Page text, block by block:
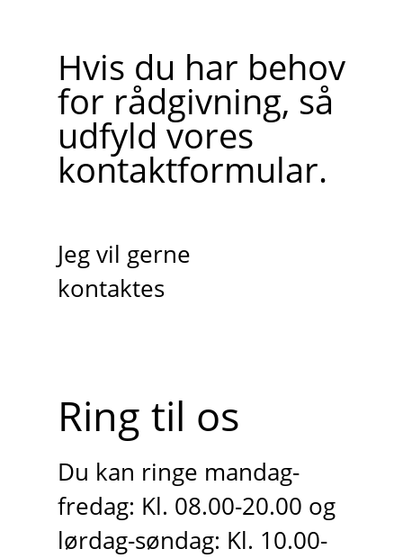
Hvis du har behov
for rådgivning, så
udfyld vores
kontaktformular.
Jeg vil gerne
kontaktes
Ring til os
Du kan ringe mandag-
fredag: Kl. 08.00-20.00 og
lørdag-søndag: Kl. 10.00-